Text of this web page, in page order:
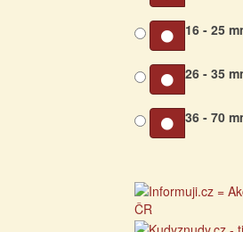
16 - 25
26 - 35
36 - 70